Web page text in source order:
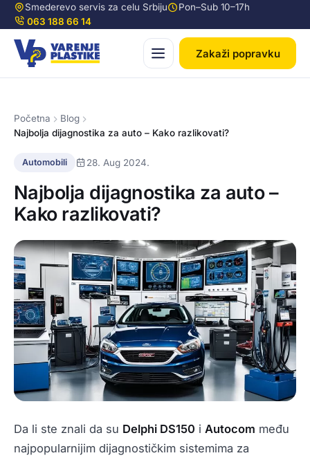
Smederevo servis za celu Srbiju
Pon–Sub 10–17h
063 188 66 14
Zakaži popravku
Početna
Blog
Najbolja dijagnostika za auto – Kako razlikovati?
Automobili 28. Aug 2024.
Najbolja dijagnostika za auto –
Kako razlikovati?
Da li ste znali da su Delphi DS150 i Autocom među
najpopularnijim dijagnostičkim sistemima za